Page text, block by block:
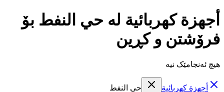
أجهزة كهربائية لە حي النفط بۆ
فرۆشتن و کڕین
هیچ ئەنجامێک نیە
أجهزة كهربائية حي النفط